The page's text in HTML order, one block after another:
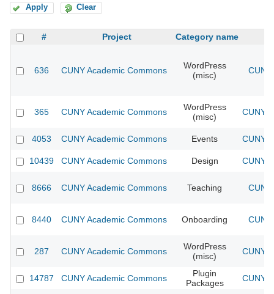
Apply Clear
# Project Category name
636 CUNY Academic Commons
WordPress
(misc)
365 CUNY Academic Commons
WordPress
(misc)
CUNY
4053 CUNY Academic Commons Events CUNY
10439 CUNY Academic Commons Design CUNY
8666 CUNY Academic Commons Teaching
8440 CUNY Academic Commons Onboarding
287 CUNY Academic Commons
WordPress
(misc)
CUNY
14787 CUNY Academic Commons
Plugin
Packages
CUNY